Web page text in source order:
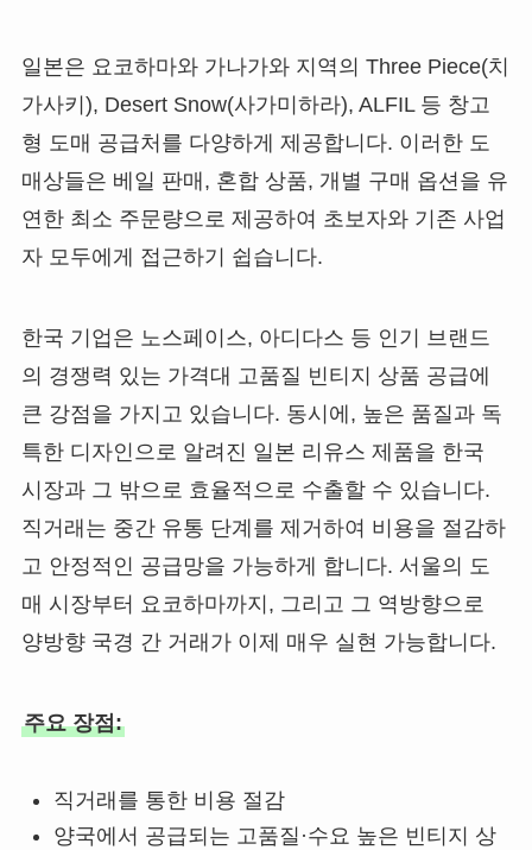
일본은 요코하마와 가나가와 지역의 Three Piece(치
가사키), Desert Snow(사가미하라), ALFIL 등 창고
형 도매 공급처를 다양하게 제공합니다. 이러한 도
매상들은 베일 판매, 혼합 상품, 개별 구매 옵션을 유
연한 최소 주문량으로 제공하여 초보자와 기존 사업
자 모두에게 접근하기 쉽습니다.
한국 기업은 노스페이스, 아디다스 등 인기 브랜드
의 경쟁력 있는 가격대 고품질 빈티지 상품 공급에
큰 강점을 가지고 있습니다. 동시에, 높은 품질과 독
특한 디자인으로 알려진 일본 리유스 제품을 한국
시장과 그 밖으로 효율적으로 수출할 수 있습니다.
직거래는 중간 유통 단계를 제거하여 비용을 절감하
고 안정적인 공급망을 가능하게 합니다. 서울의 도
매 시장부터 요코하마까지, 그리고 그 역방향으로
양방향 국경 간 거래가 이제 매우 실현 가능합니다.
주요 장점:
직거래를 통한 비용 절감
양국에서 공급되는 고품질·수요 높은 빈티지 상